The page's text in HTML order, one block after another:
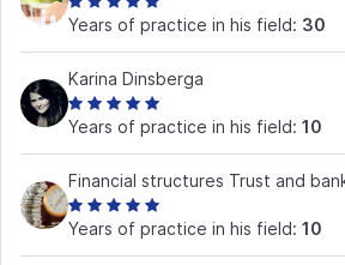
Years of practice in his field: 30
Karina Dinsberga
Years of practice in his field: 10
Financial structures Trust and
Years of practice in his field: 10